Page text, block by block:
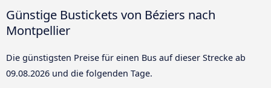
Günstige Bustickets von Béziers nach
Montpellier
Die günstigsten Preise für einen Bus auf dieser Strecke ab
09.08.2026 und die folgenden Tage.